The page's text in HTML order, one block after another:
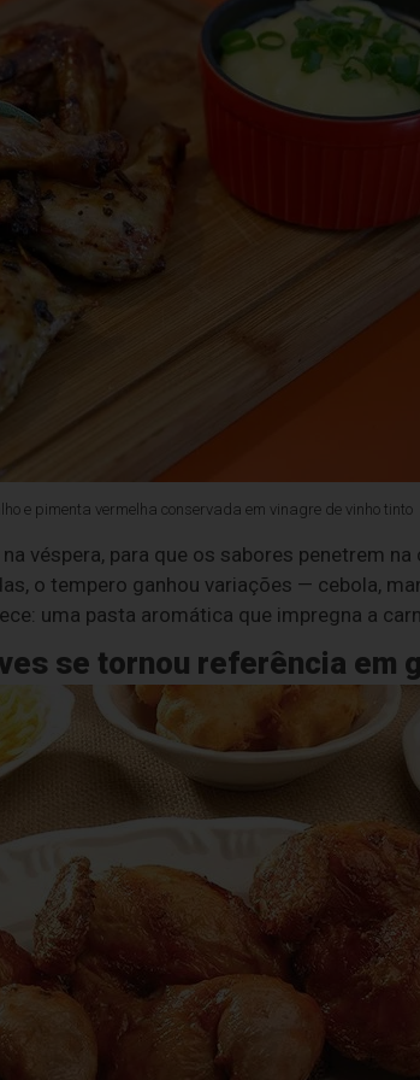
e pimenta vermelha conservada em vinagre de vinho tinto
véspera, para que os sabores penetrem
o tempero ganhou variações — cebola,
uma pasta aromática que impregna a
se tornou referência em